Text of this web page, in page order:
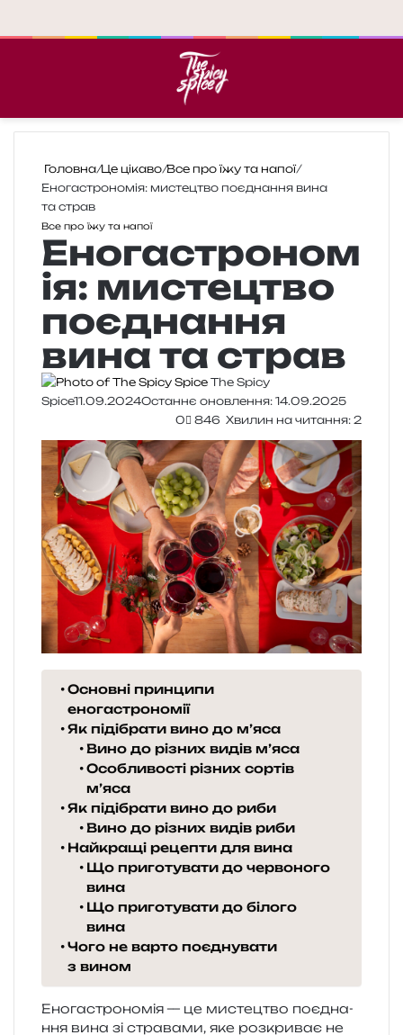
Головна/Це цікаво/Все про їжу та напої/
Еногастрономія: мистецтво поєднання вина
та страв
Все про їжу та напої
Еногастроном
ія: мистецтво
поєднання
вина та страв
The Spicy
Spice11.09.2024Останнє оновлення: 14.09.2025
0
846 Хвилин на читання: 2
Основні принципи
еногастрономії
Як підібрати вино до м’яса
Вино до різних видів м’яса
Особливості різних сортів
м’яса
Як підібрати вино до риби
Вино до різних видів риби
Найкращі рецепти для вина
Що приготувати до червоного
вина
Що приготувати до білого
вина
Чого не варто поєднувати
з вином
Еногастрономія — це мисте­цтво поєд­на­
н­ня вина зі стра­ва­ми, яке роз­кри­ває не